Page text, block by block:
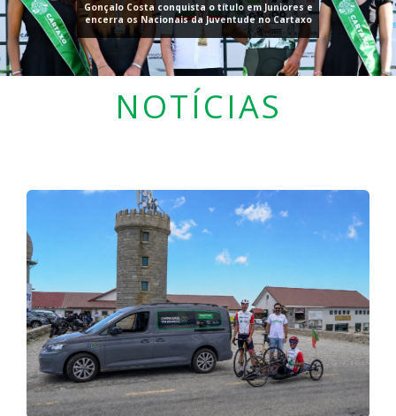
Seleção Nacional de Paraciclismo realiza estágio
em altitude de preparação para o Campeonato
NOTÍCIAS